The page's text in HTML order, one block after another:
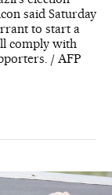
said Saturday
to start a
comply with
/ AFP